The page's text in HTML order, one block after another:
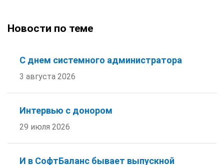
Новости по теме
С днем системного администратора
3 августа 2026
Интервью с донором
29 июля 2026
И в СофтБаланс бывает выпускной